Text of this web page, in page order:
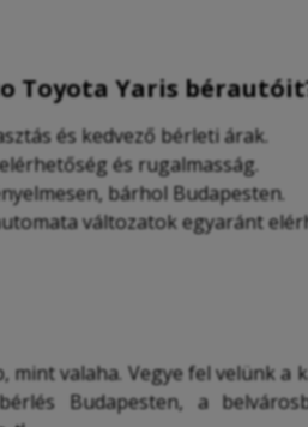
Toyota Yaris
és kedvező bérleti árak.
és rugalmasság.
bárhol Budapesten.
változatok egyaránt
mint valaha. Vegye fel velünk
Budapesten, a